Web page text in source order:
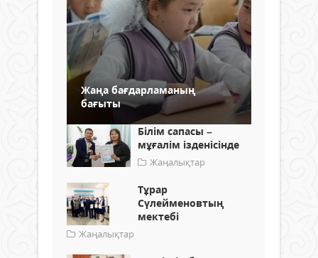
Жаңа бағдарламаның
бағыты
Білім сапасы –
мұғалім ізденісінде
Жаңалықтар
Тұрар
Сүлейменовтың
мектебі
Жаңалықтар